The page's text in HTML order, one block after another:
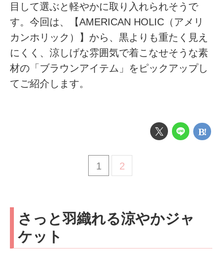
目して選ぶと軽やかに取り入れられそうで
す。今回は、【AMERICAN HOLIC（アメリ
カンホリック）】から、黒よりも重たく見え
にくく、涼しげな雰囲気で着こなせそうな素
材の「ブラウンアイテム」をピックアップし
てご紹介します。
1 2
さっと羽織れる涼やかジャ
ケット